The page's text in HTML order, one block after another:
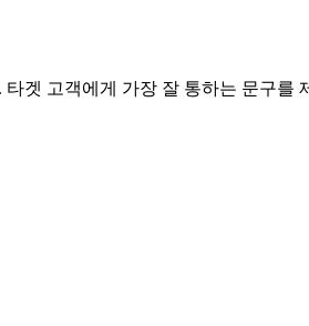
겟 고객에게 가장 잘 통하는 문구를